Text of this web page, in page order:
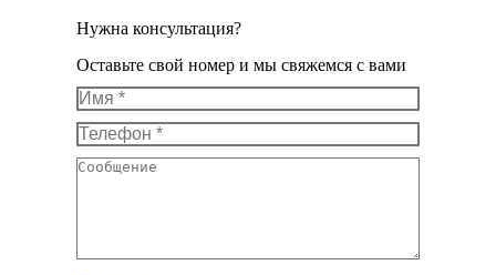
Нужна консультация?
Оставьте свой номер и мы свяжемся с вами
Имя *
Телефон *
Сообщение